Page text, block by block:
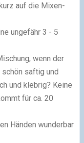
auf die Mixen-
ungefähr 3 - 5
wenn der
saftig und
und klebrig? Keine
für ca. 20
Händen wunderbar